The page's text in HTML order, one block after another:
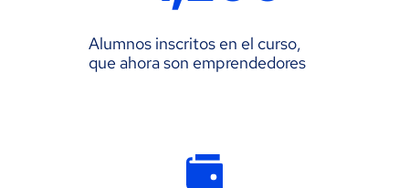
Alumnos inscritos en el curso,
que ahora son emprendedores